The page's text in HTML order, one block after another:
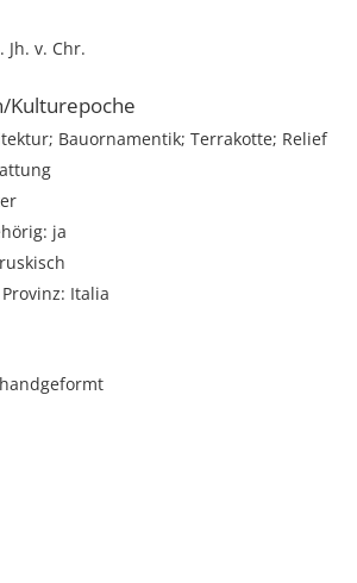
v. Chr.
Kulturepoche
Bauornamentik; Terrakotte; Relief
ja
Italia